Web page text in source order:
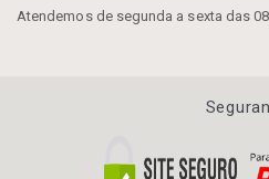
Atendemos de segunda a sexta das